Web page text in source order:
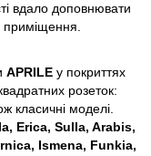
вдало доповнювати
APRILE у покриттях
розеток:
класичні моделі.
Erica, Sulla, Arabis,
Ismena, Funkia,